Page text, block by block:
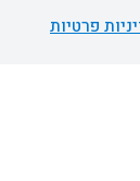
פרטיות